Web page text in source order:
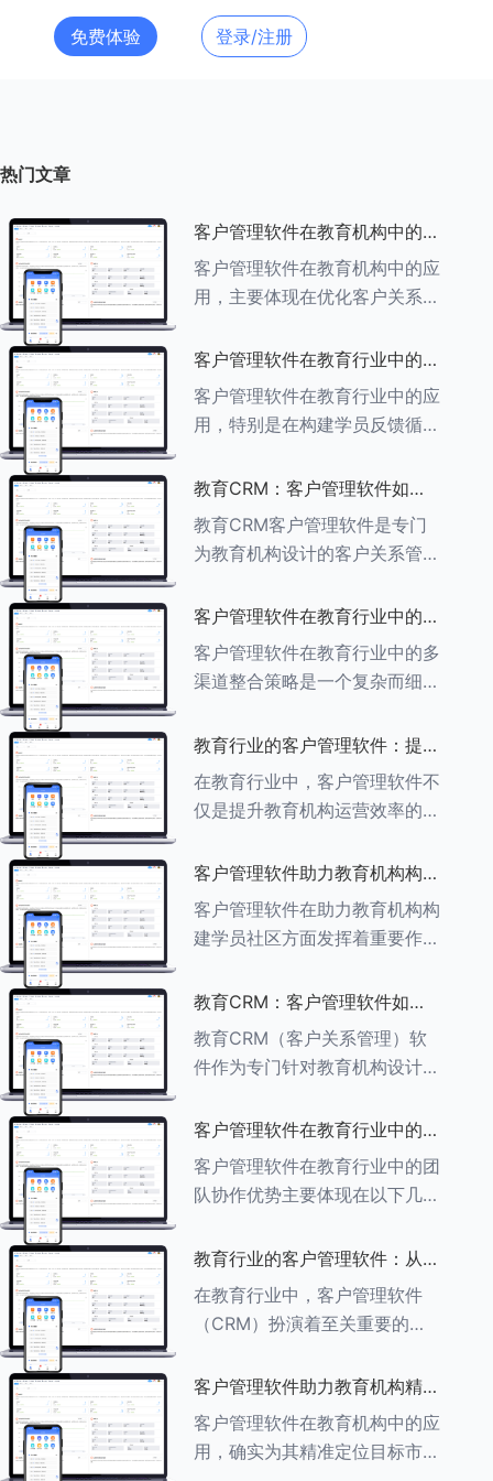
免费体验 登录/注册
热门文章
客户管理软件在教育机构中的应
用探索
客户管理软件在教育机构中的应
用，主要体现在优化客户关系管
作效率及促进业务增长等多个方
面。以下是对客户管理软件在教
育机构中应用的具体探索：
###一、
客户管理软件在教育行业中的学
员反馈循环机制
客户管理软件在教育行业中的应
用，特别是在构建学员反馈循环
用。以下是对客户管理软件在教
育行业中学员反馈循环机制的详
细分析： ###一、学员反馈循
环机制
教育CRM：客户管理软件如何
助力教育机构实现可持续发展
教育CRM客户管理软件是专门
为教育机构设计的客户关系管理
家长、教师及其他相关方的互
动，对教育机构实现可持续发展
具有重要意义。以下是教育
CRM如何助力教育
客户管理软件在教育行业中的多
渠道整合策略
客户管理软件在教育行业中的多
渠道整合策略是一个复杂而细致
多种渠道，提升教育机构的市场
竞争力、客户满意度和运营效
率。以下是对这一策略的具体分
析： ###
教育行业的客户管理软件：提升
家长参与度的关键
在教育行业中，客户管理软件不
仅是提升教育机构运营效率的重
促进家校合作的关键。以下将详
细探讨如何通过教育行业的客户
管理软件来提升家长的参与度。
###
客户管理软件助力教育机构构建
学员社区
客户管理软件在助力教育机构构
建学员社区方面发挥着重要作
述其助力作用： ###一、学员
信息管理 客户管理软件具备强
大的学员信息管理功能，能够集
中存储
教育CRM：客户管理软件如何
增强教育品牌影响力
教育CRM（客户关系管理）软
件作为专门针对教育机构设计的
影响力方面发挥着重要作用。以
下详细分析教育CRM软件如何
助力提升教育品牌影响力：
###一、
客户管理软件在教育行业中的团
队协作优势
客户管理软件在教育行业中的团
队协作优势主要体现在以下几个
与共享 客户管理软件作为强大
的信息存储库，能够整合并记录
学生的基本信息（如姓名、年
龄、联
教育行业的客户管理软件：从招
生到毕业的全方位管理
在教育行业中，客户管理软件
（CRM）扮演着至关重要的角
全方位管理，提升教育机构的管
理效率和学员满意度。以下是一
些适合教育行业的CRM软件及
其功能特点：
客户管理软件助力教育机构精准
定位目标市场
客户管理软件在教育机构中的应
用，确实为其精准定位目标市场